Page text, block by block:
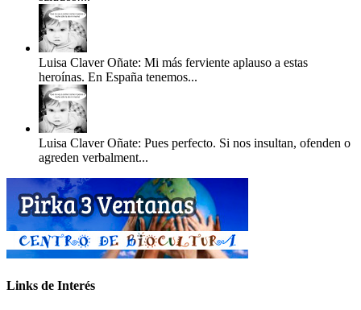
Luisa Claver Oñate: Mi más ferviente aplauso a estas
heroínas. En España tenemos...
Luisa Claver Oñate: Pues perfecto. Si nos insultan, ofenden o
agreden verbalment...
Links de Interés